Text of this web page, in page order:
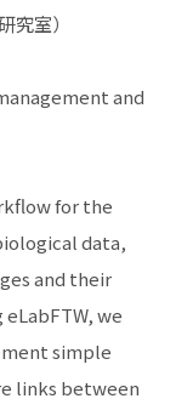
室）
and
for the
data,
and their
we
simple
links between